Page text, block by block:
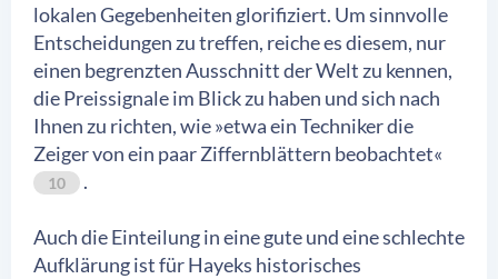
lokalen Gegebenheiten glorifiziert. Um sinnvolle
Entscheidungen zu treffen, reiche es diesem, nur
einen begrenzten Ausschnitt der Welt zu kennen,
die Preissignale im Blick zu haben und sich nach
Ihnen zu richten, wie »etwa ein Techniker die
Zeiger von ein paar Ziffernblättern beobachtet«
10 .
Auch die Einteilung in eine gute und eine schlechte
Aufklärung ist für Hayeks historisches